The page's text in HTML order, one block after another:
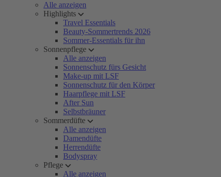
Alle anzeigen
Highlights
Travel Essentials
Beauty-Sommertrends 2026
Sommer-Essentials für ihn
Sonnenpflege
Alle anzeigen
Sonnenschutz fürs Gesicht
Make-up mit LSF
Sonnenschutz für den Körper
Haarpflege mit LSF
After Sun
Selbstbräuner
Sommerdüfte
Alle anzeigen
Damendüfte
Herrendüfte
Bodyspray
Pflege
Alle anzeigen